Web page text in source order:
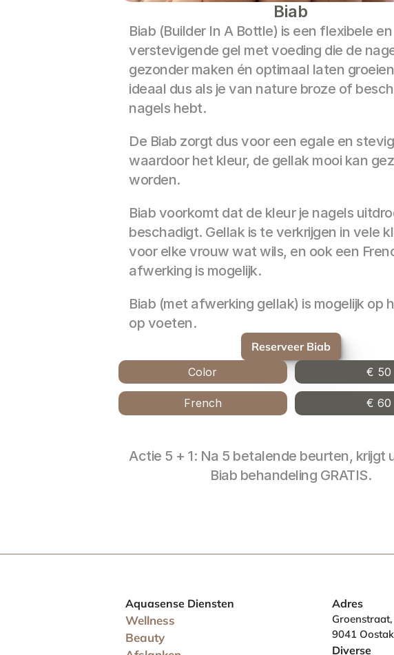
Biab
Biab (Builder In A Bottle) is een flexibele en
verstevigende gel met voeding die de
gezonder maken én optimaal laten
ideaal dus als je van nature broze of
nagels hebt.
De Biab zorgt dus voor een egale en
waardoor het kleur, de gellak mooi kan
worden.
Biab voorkomt dat de kleur je nagels
beschadigt. Gellak is te verkrijgen in vele
voor elke vrouw wat wils, en ook een
afwerking is mogelijk.
Biab (met afwerking gellak) is mogelijk op
op voeten.
Reserveer Biab
Color
€ 50
French € 60
Actie 5 + 1: Na 5 betalende beurten, krijgt
Biab behandeling GRATIS.
Aquasense Diensten
Wellness
Beauty
Adres
9041
Diverse